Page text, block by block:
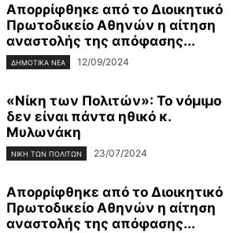
Απορρίφθηκε από το Διοικητικό
Πρωτοδικείο Αθηνών η αίτηση
αναστολής της απόφασης...
ΔΗΜΟΤΙΚΑ ΝΕΑ 12/09/2024
«Νίκη των Πολιτών»: Το νόμιμο
δεν είναι πάντα ηθικό κ.
Μυλωνάκη
ΝΊΚΗ ΤΩΝ ΠΟΛΙΤΏΝ 23/07/2024
Απορρίφθηκε από το Διοικητικό
Πρωτοδικείο Αθηνών η αίτηση
αναστολής της απόφασης...